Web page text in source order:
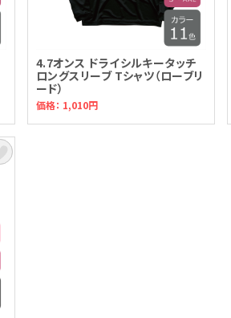
4.7オンス ドライシルキータッチ
ロングスリーブ Tシャツ（ローブリ
ード）
価格： 1,010円